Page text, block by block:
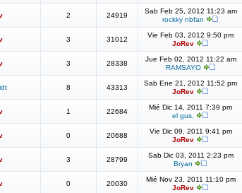
2 24919
Sab Feb 25, 2012 11:23 am
rockky nbfan
3 31012
Vie Feb 03, 2012 9:50 pm
JoRev
3 28338
Jue Feb 02, 2012 11:22 am
RAMSAYO
8 43313
Sab Ene 21, 2012 11:52 pm
JoRev
1 22684
Mié Dic 14, 2011 7:39 pm
el gus.
0 20688
Vie Dic 09, 2011 9:41 pm
JoRev
3 28799
Sab Dic 03, 2011 2:23 pm
Bryan
0 20030
Mié Nov 23, 2011 11:10 pm
JoRev